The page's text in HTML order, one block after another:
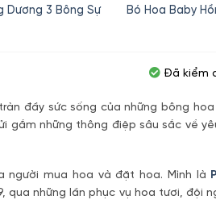
Dương 3 Bông Sự
hiện
Bó Hoa Baby
gốc
đầy sức sống của những bông
gắm những thông điệp sâu sắc về
người mua hoa và đặt hoa. Mình là
qua những lần phục vụ hoa tươi, đội
Đã kiểm